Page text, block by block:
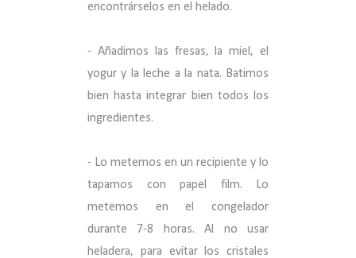
encontrárselos en el helado.
- Añadimos las fresas, la miel, el
yogur y la leche a la nata. Batimos
bien hasta integrar bien todos los
ingredientes.
- Lo metemos en un recipiente y lo
tapamos con papel film. Lo
metemos en el congelador
durante 7-8 horas. Al no usar
heladera, para evitar los cristales